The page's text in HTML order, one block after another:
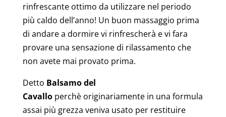
rinfrescante ottimo da utilizzare nel periodo
più caldo dell’anno! Un buon massaggio prima
di andare a dormire vi rinfrescherà e vi fara
provare una sensazione di rilassamento che
non avete mai provato prima.
Detto Balsamo del
Cavallo perchè originariamente in una formula
assai più grezza veniva usato per restituire